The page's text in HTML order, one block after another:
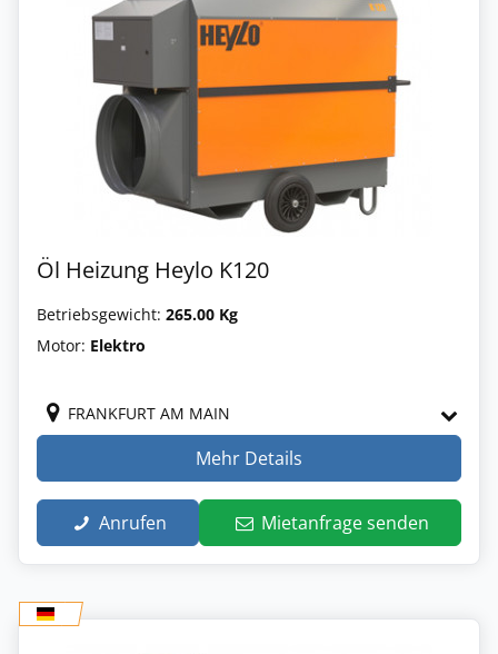
Öl Heizung Heylo K120
Betriebsgewicht: 265.00 Kg
Motor: Elektro
FRANKFURT AM MAIN
Mehr Details
Anrufen Mietanfrage senden